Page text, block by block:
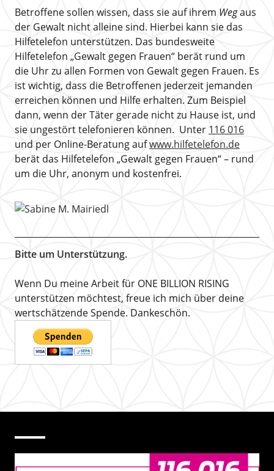
Betroffene sollen wissen, dass sie auf ihrem Wegaus
der Gewalt nicht alleine sind. Hierbei kann sie das
Hilfetelefon unterstützen. Das bundesweite
Hilfetelefon „Gewalt gegen Frauen“ berät rund um
die Uhr zu allen Formen von Gewalt gegen Frauen. Es
ist wichtig, dass die Betroffenen jederzeit jemanden
erreichen können und Hilfe erhalten. Zum Beispiel
dann, wenn der Täter gerade nicht zu Hause ist, und
sie ungestört telefonieren können. Unter 116 016
und per Online-Beratung aufwww.hilfetelefon.de
berät das Hilfetelefon „Gewalt gegen Frauen“ – rund
um die Uhr, anonym und kostenfrei.
Bitte um Unterstützung.
Wenn Du meine Arbeit für ONE BILLION RISING
unterstützen möchtest, freue ich mich über deine
wertschätzende Spende. Dankeschön.